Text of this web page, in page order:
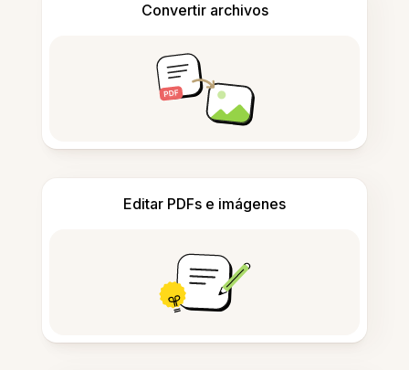
Convertir archivos
Editar PDFs e imágenes